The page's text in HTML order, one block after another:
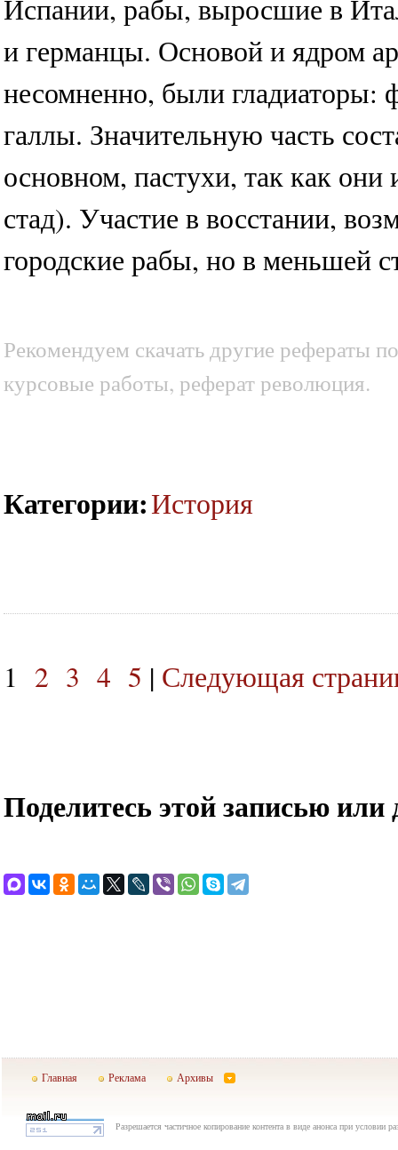
Испании, рабы, выросшие в
и германцы. Основой и ядром
несомненно, были
галлы. Значительную часть
основном, пастухи, так как
стад). Участие в восстании,
городские рабы, но в меньшей
Рекомендуем скачать другие рефераты
курсовые работы, реферат революция.
Категории:История
1 2 3 4 5 | Следующая
Поделитесь этой записью или
Главная Реклама Архивы
Разрешается частичное копирование контента в виде анонса при условии